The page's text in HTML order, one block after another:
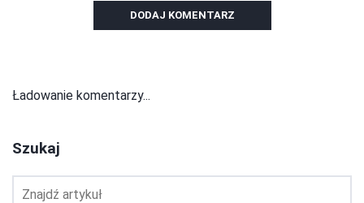
DODAJ KOMENTARZ
Ładowanie komentarzy...
Szukaj